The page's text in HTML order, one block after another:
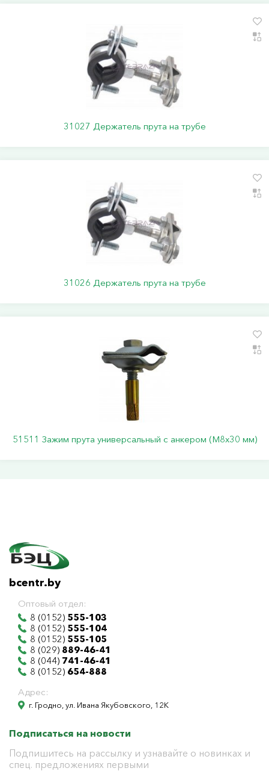
31027 Держатель прута на трубе
31026 Держатель прута на трубе
51511 Зажим прута универсальный с анкером (M8x30 мм)
bcentr.by
Оптовый отдел:
8 (0152) 555-103
8 (0152) 555-104
8 (0152) 555-105
8 (029) 889-46-41
8 (044) 741-46-41
8 (0152) 654-888
Адрес:
г. Гродно, ул. Ивана Якубовского, 12К
Подписаться на новости
Подпишитесь на рассылку и узнавайте о новинках и
спец. предложениях первыми